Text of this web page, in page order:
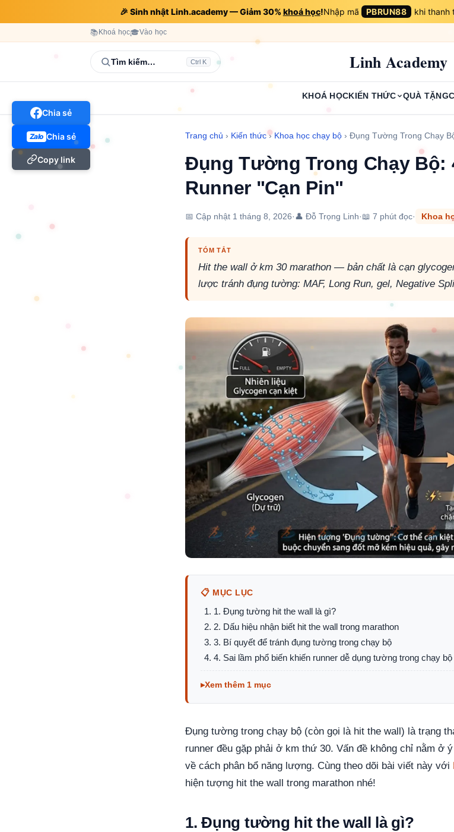
🎉 Sinh nhật Linh.academy — Giảm 30% khoá học!Nhập mã PBRUN88 khi thanh
📚 Khoá học🎓Vào học
Tìm kiếm… Ctrl K Linh Academy
KHOÁ HỌCKIẾN THỨC QUÀ TẶNG
Trang chủ › Kiến thức› Khoa học chạy bộ › Đụng Tường Trong Chạy
Đụng Tường Trong Chạy Bộ:
Runner "Cạn Pin"
📅 Cập nhật 1 tháng 8, 2026·👤 Đỗ Trọng Linh·📖 7 phút đọc· Khoa
TÓM TẮT
Hit the wall ở km 30 marathon — bản chất là cạn
lược tránh đụng tường: MAF, Long Run, gel, Negative
📋 MỤC LỤC
1. Đụng tường hit the wall là gì?
2. Dấu hiệu nhận biết hit the wall trong marathon
3. Bí quyết để tránh đụng tường trong chạy bộ
4. Sai lầm phổ biến khiến runner dễ dụng tường trong chạy bộ
Xem thêm 1 mục
Đụng tường trong chạy bộ (còn gọi là hit the wall) là trạng
runner đều gặp phải ở km thứ 30. Vấn đề không chỉ nằm ở
về cách phân bổ năng lượng. Cùng theo dõi bài viết này với
hiện tượng hit the wall trong marathon nhé!
1. Đụng tường hit the wall là gì?
Chia sẻ
Zalo Chia sẻ
Copy link